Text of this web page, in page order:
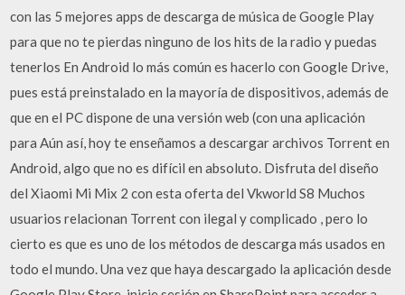
con las 5 mejores apps de descarga de música de Google Play
para que no te pierdas ninguno de los hits de la radio y puedas
tenerlos En Android lo más común es hacerlo con Google Drive,
pues está preinstalado en la mayoría de dispositivos, además de
que en el PC dispone de una versión web (con una aplicación
para Aún así, hoy te enseñamos a descargar archivos Torrent en
Android, algo que no es difícil en absoluto. Disfruta del diseño
del Xiaomi Mi Mix 2 con esta oferta del Vkworld S8 Muchos
usuarios relacionan Torrent con ilegal y complicado , pero lo
cierto es que es uno de los métodos de descarga más usados en
todo el mundo. Una vez que haya descargado la aplicación desde